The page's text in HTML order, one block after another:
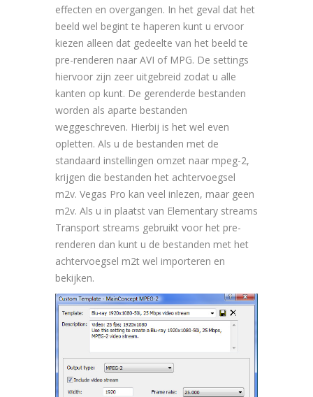
effecten en overgangen. In het geval dat het
beeld wel begint te haperen kunt u ervoor
kiezen alleen dat gedeelte van het beeld te
pre-renderen naar AVI of MPG. De settings
hiervoor zijn zeer uitgebreid zodat u alle
kanten op kunt. De gerenderde bestanden
worden als aparte bestanden
weggeschreven. Hierbij is het wel even
opletten. Als u de bestanden met de
standaard instellingen omzet naar mpeg-2,
krijgen die bestanden het achtervoegsel
m2v. Vegas Pro kan veel inlezen, maar geen
m2v. Als u in plaatst van Elementary streams
Transport streams gebruikt voor het pre-
renderen dan kunt u de bestanden met het
achtervoegsel m2t wel importeren en
bekijken.